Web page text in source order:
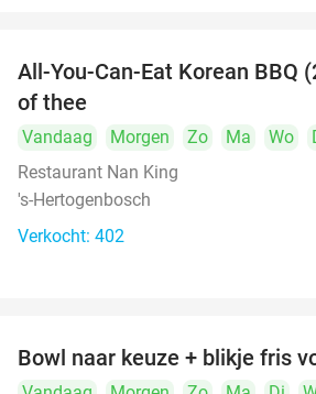
All-You-Can-Eat Korean BBQ
of thee
Vandaag Morgen Zo Ma Wo
Restaurant Nan King
's-Hertogenbosch
Verkocht: 402
Bowl naar keuze + blikje fris